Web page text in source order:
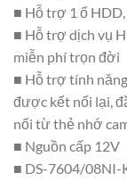
■ Hỗ trợ 1 ổ
■ Hỗ trợ dịch vụ
miễn phí trọn đời
■ Hỗ trợ tính năng
được kết nối lại,
nối từ thẻ nhớ
■ Nguồn cấp 12V
■ DS-7604/08NI-